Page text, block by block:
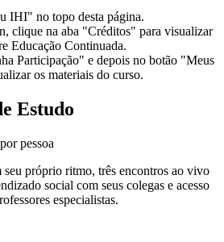
IHI" no topo desta página.
clique na aba "Créditos" para visualizar
Educação Continuada.
Participação" e depois no botão "Meus
os materiais do curso.
Estudo
pessoa
próprio ritmo, três encontros ao vivo
social com seus colegas e acesso
especialistas.